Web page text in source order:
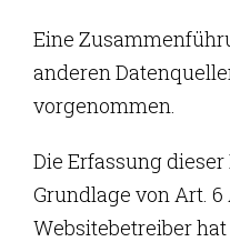
Eine
anderen
vorgenommen.
Die Erfassung
Grundlage von Art. 6
Websitebetreiber